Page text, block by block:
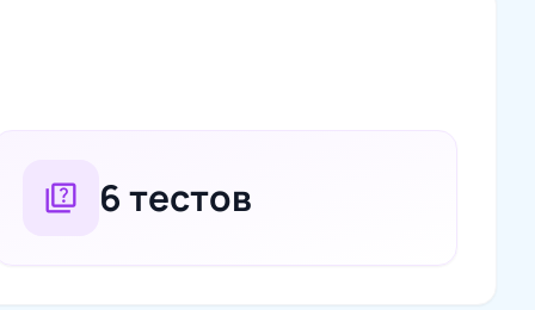
quiz 6 тестов